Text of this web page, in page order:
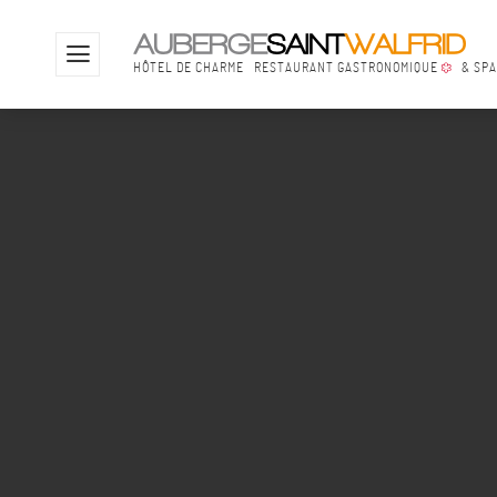
HÔTEL DE CHARME RESTAURANT GASTRONOMIQUE & SPA
Offres &